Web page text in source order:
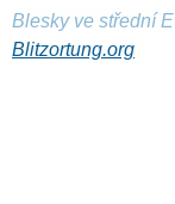
Blesky ve střední
Blitzortung.org